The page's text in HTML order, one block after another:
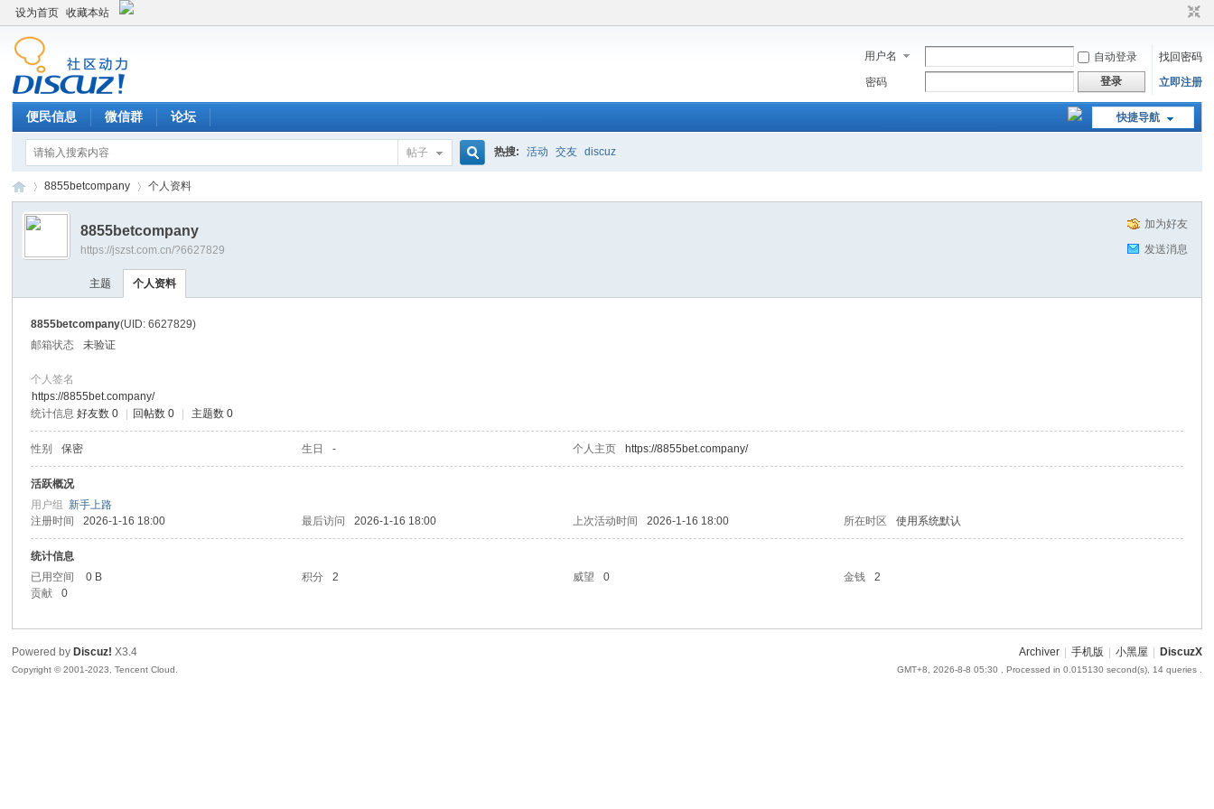
设为首页 收藏本站
用户名 自动登录
找回密码
密码
登录 立即注册
快捷导航
便民信息 微信群 论坛
帖子 热搜: 活动 交友 discuz
›
8855betcompany 个人资料
加为好友
发送消息
8855betcompany
https://jszst.com.cn/?6627829
主题 个人资料
8855betcompany(UID: 6627829)
邮箱状态
未验证
个人签名
https://8855bet.company/
统计信息 好友数 0 回帖数 0 主题数 0
性别 保密 生日 - 个人主页 https://8855bet.company/
活跃概况
用户组新手上路
注册时间
2026-1-16 18:00 最后访问 2026-1-16 18:00 上次活动时间 2026-1-16 18:00 所在时区 使用系统默认
统计信息
已用空间
0 B 积分 2 威望 0 金钱
2
贡献
0
Archiver 手机版 小黑屋 DiscuzX
GMT+8, 2026-8-8 05:30 , Processed in 0.015130 second(s), 14 queries .
Powered by Discuz! X3.4
Copyright © 2001-2023, Tencent Cloud.